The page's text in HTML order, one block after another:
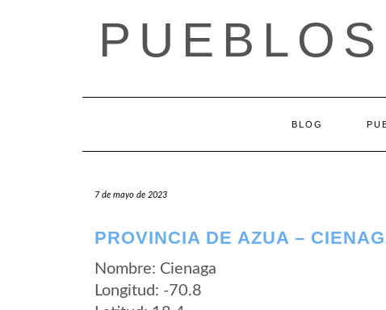
BLOG
7 de mayo de 2023
PROVINCIA DE AZUA –
Nombre: Cienaga
Longitud: -70.8